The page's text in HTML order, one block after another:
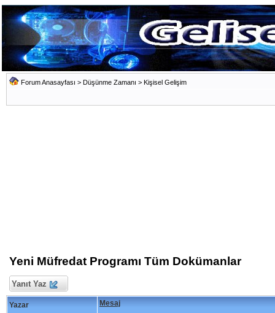
Forum Anasayfası > Düşünme Zamanı > Kişisel Gelişim
Yeni Müfredat Programı Tüm Dokümanlar
Yanıt Yaz
Yazar Mesaj